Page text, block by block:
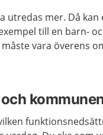
utredas mer. Då kan
till en barn-
vara överens